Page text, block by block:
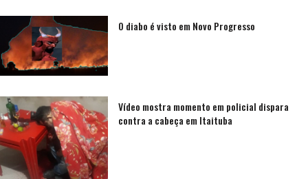
O diabo é visto em Novo Progresso
Vídeo mostra momento em policial dispara
contra a cabeça em Itaituba